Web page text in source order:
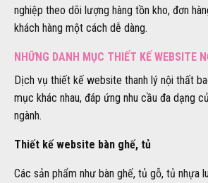
nghiệp theo dõi lượng hàng tồn kho, đơn
khách hàng một cách dễ dàng.
NHỮNG DANH MỤC THIẾT KẾ WEBSITE
Dịch vụ thiết kế website thanh lý nội thất
mục khác nhau, đáp ứng nhu cầu đa dạng
ngành.
Thiết kế website bàn ghế, tủ
Các sản phẩm như bàn ghế, tủ gỗ, tủ nhựa